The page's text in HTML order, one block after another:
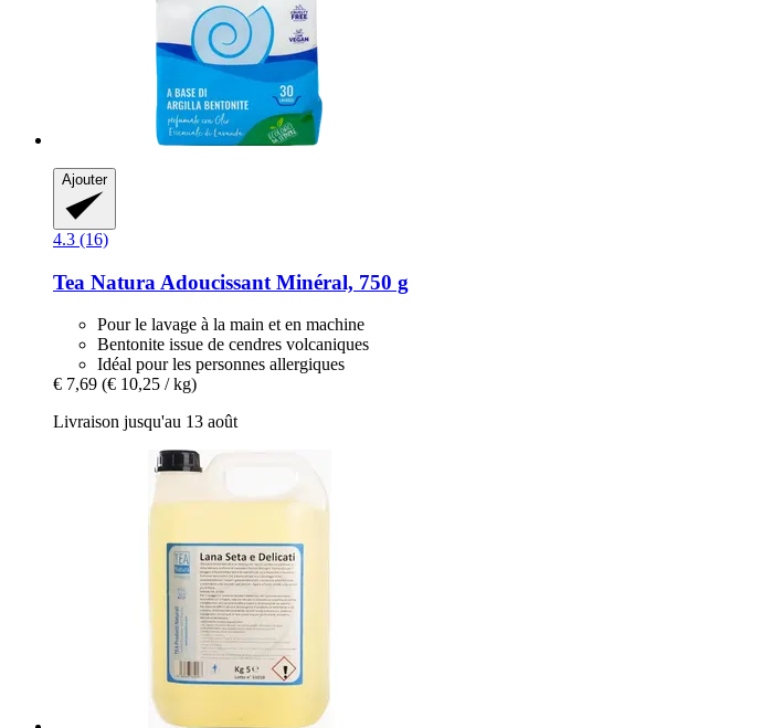
Ajouter
4.3 (16)
Tea Natura Adoucissant Minéral, 750 g
Pour le lavage à la main et en machine
Bentonite issue de cendres volcaniques
Idéal pour les personnes allergiques
€ 7,69 (€ 10,25 / kg)
Livraison jusqu'au 13 août